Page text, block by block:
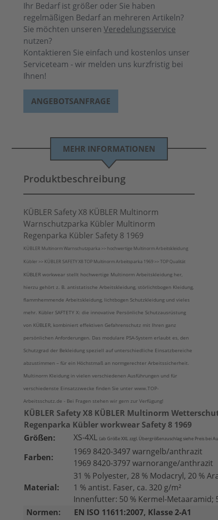
Ihr Bedarf ist größer oder Sie haben
regelmäßigen Bedarf an mehreren Artikeln?
Sie möchten unseren Veredelungsservice
nutzen?
Kontaktieren Sie einfach und kostenlos unser
Serviceteam - wir melden uns kurzfristig bei
Ihnen!
ANGEBOTSANFRAGE
MEHR INFORMATIONEN
Produktbeschreibung
KÜBLER Safety X8 KÜBLER Multinorm
Warnschutzparka Kübler Multinorm
Regenparka Kübler Safety 8 1969
KÜBLER Multinorm Warnschutzparka >> hochwertige Multinorm Arbeitskleidung
Kübler >> KÜBLER SAFETY X8 TOP Multinorm Arbeitsparka 1969 >> TOP Qualität
KÜBLER workwear stellt hochwertige Multinorm Arbeitskleidung her,
hierzu gehört z. B. antistatische Arbeitskleidung, störlichtbogen Kleidung,
flammhemmende Arbeitskleidung, lichtbogen Schutzkleidung und vieles
mehr. Kübler SAFTETY X: die innovative Persönliche Schutzausrüstung
von KÜBLER, kombiniert effektiven Gefahrenschutz mit Ihren ganz
persönlichen Anforderungen. Das modulare PSA-System erlaubt es, den
Schutzgrad der Bekleidung speziell auf unterschiedliche Einsatzbereiche
abzustimmen – für ein Höchstmaß an normgerechter Arbeitssicherheit.
Multinorm Kleidung in vielen verschiedenen Ausführungen und für
verschiedenste Einsatzzwecke finden Sie unter www.TOP-
Arbeitsschutz.de - Bei Fragen stehen wir gern zur Verfügung!
KÜBLER Safety X8 KÜBLER Multinorm
Regenparka Kübler workwear Safety 8 1969
Größen:
XS-4XL (ab Größe XXL zzgl. Übergrößenzuschlag siehe Preis bei
Farben:
1969 8420-3497 warngelb/anthrazit
1969 8420-3797 warnorange/anthrazit
Material:
31 % Polyester, 28 % Modacryl, 20 %
1 % antist. Faser, ca. 320 g/m²
Innenfutter: 50 % Kermel-Metaaramid;
Normen:
EN ISO 11611:2007, Klasse 2-A1